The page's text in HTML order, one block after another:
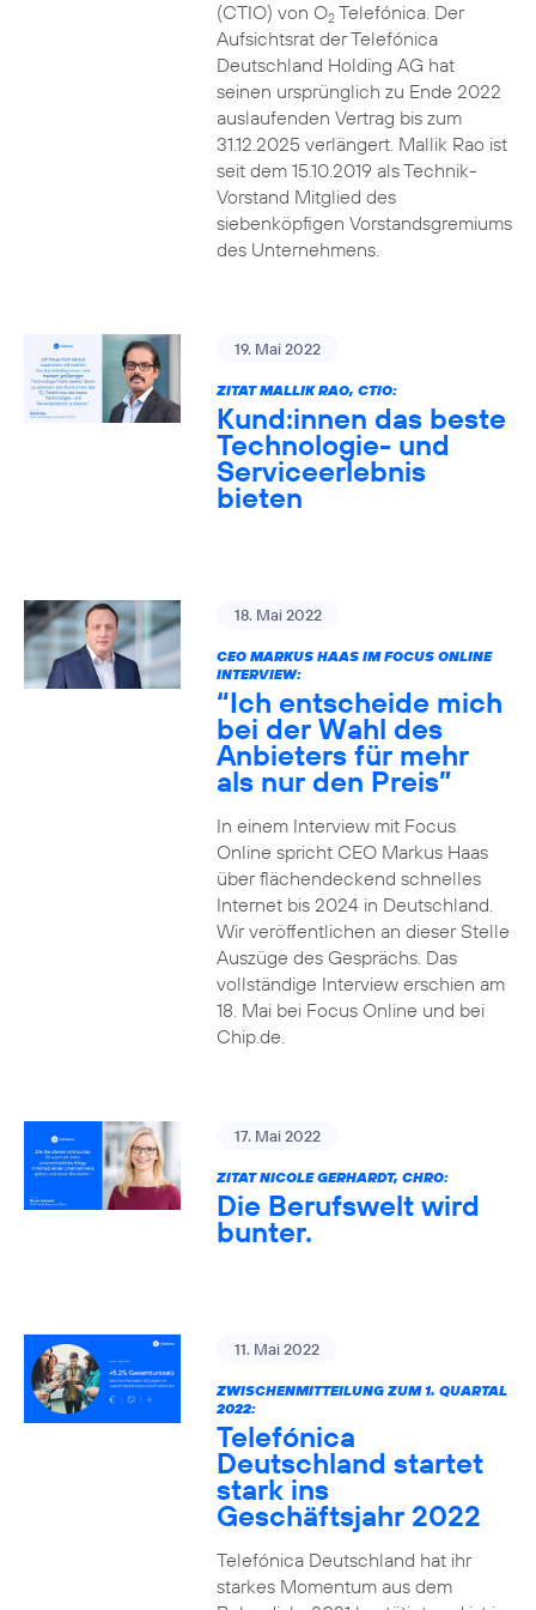
(CTIO) von O2Telefónica. Der
Aufsichtsrat der Telefónica
Deutschland Holding AG hat
seinen ursprünglich zu Ende 2022
auslaufenden Vertrag bis zum
31.12.2025 verlängert. Mallik Rao ist
seit dem 15.10.2019 als Technik-
Vorstand Mitglied des
siebenköpfigen Vorstandsgremiums
des Unternehmens.
19. Mai 2022
ZITAT MALLIK RAO, CTIO:
Kund:innen das beste
Technologie- und
Serviceerlebnis
bieten
18. Mai 2022
CEO MARKUS HAAS IM FOCUS ONLINE
INTERVIEW:
“Ich entscheide mich
bei der Wahl des
Anbieters für mehr
als nur den Preis”
In einem Interview mit Focus
Online spricht CEO Markus Haas
über flächendeckend schnelles
Internet bis 2024 in Deutschland.
Wir veröffentlichen an dieser Stelle
Auszüge des Gesprächs. Das
vollständige Interview erschien am
18. Mai bei Focus Online und bei
Chip.de.
17. Mai 2022
ZITAT NICOLE GERHARDT, CHRO:
Die Berufswelt wird
bunter.
11. Mai 2022
ZWISCHENMITTEILUNG ZUM 1. QUARTAL
2022:
Telefónica
Deutschland startet
stark ins
Geschäftsjahr 2022
Telefónica Deutschland hat ihr
starkes Momentum aus dem